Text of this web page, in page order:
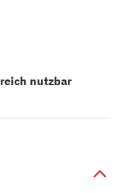
nutzbar